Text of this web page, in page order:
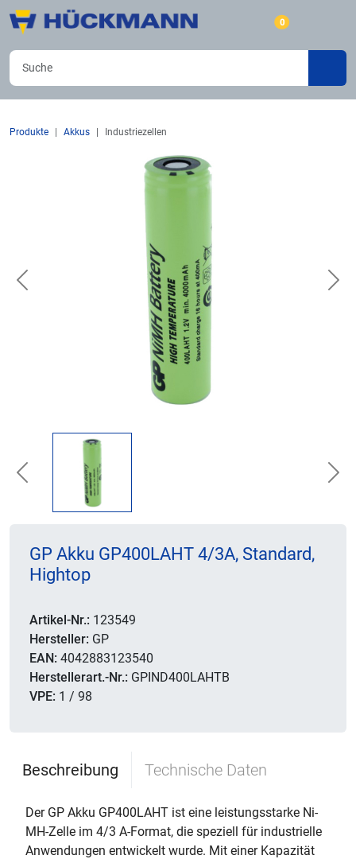
0
Produkte Akkus Industriezellen
Previous
Previous
GP Akku GP400LAHT 4/3A, Standard,
Hightop
Artikel-Nr.: 123549
Hersteller: GP
EAN: 4042883123540
Herstellerart.-Nr.: GPIND400LAHTB
VPE: 1 / 98
Beschreibung Technische Daten
Der GP Akku GP400LAHT ist eine leistungsstarke Ni-
MH-Zelle im 4/3 A-Format, die speziell für industrielle
Anwendungen entwickelt wurde. Mit einer Kapazität